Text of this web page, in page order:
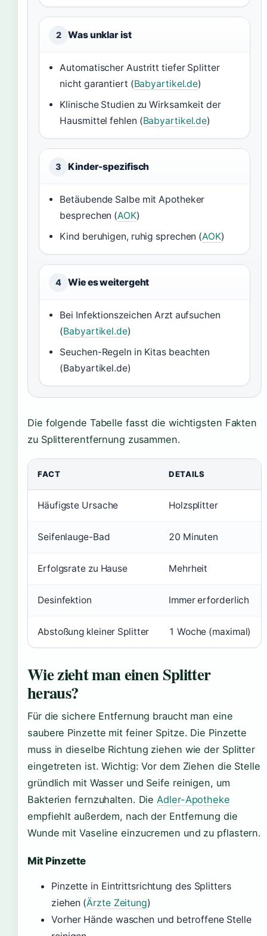
2 Was unklar ist
Automatischer Austritt tiefer Splitter
nicht garantiert (Babyartikel.de)
Klinische Studien zu Wirksamkeit der
Hausmittel fehlen (Babyartikel.de)
3 Kinder-spezifisch
Betäubende Salbe mit Apotheker
besprechen (AOK)
Kind beruhigen, ruhig sprechen (AOK)
4 Wie es weitergeht
Bei Infektionszeichen Arzt aufsuchen
(Babyartikel.de)
Seuchen-Regeln in Kitas beachten
(Babyartikel.de)
Die folgende Tabelle fasst die wichtigsten Fakten
zu Splitterentfernung zusammen.
FACT DETAILS
Häufigste Ursache Holzsplitter
Seifenlauge-Bad 20 Minuten
Erfolgsrate zu Hause Mehrheit
Desinfektion Immer erforderlich
Abstoßung kleiner Splitter 1 Woche (maximal)
Wie zieht man einen Splitter
heraus?
Für die sichere Entfernung braucht man eine
saubere Pinzette mit feiner Spitze. Die Pinzette
muss in dieselbe Richtung ziehen wie der Splitter
eingetreten ist. Wichtig: Vor dem Ziehen die Stelle
gründlich mit Wasser und Seife reinigen, um
Bakterien fernzuhalten. DieAdler-Apotheke
empfiehlt außerdem, nach der Entfernung die
Wunde mit Vaseline einzucremen und zu pflastern.
Mit Pinzette
Pinzette in Eintrittsrichtung des Splitters
ziehen (Ärzte Zeitung)
Vorher Hände waschen und betroffene Stelle